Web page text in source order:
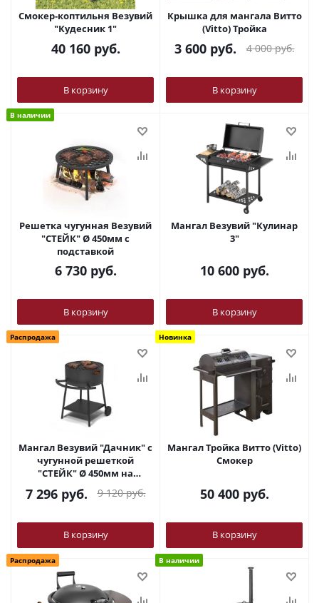
Смокер-коптильня Везувий
"Кудесник 1"
40 160руб.
В корзину
Крышка для мангала Витто
(Vitto) Тройка
3 600руб. 4 000руб.
В корзину
В наличии
Решетка чугунная Везувий
"СТЕЙК" Ø 450мм с
подставкой
6 730руб.
В корзину
Мангал Везувий "Кулинар
3"
10 600руб.
В корзину
Распродажа
Мангал Везувий "Дачник" с
чугунной решеткой
"СТЕЙК" Ø 450мм на
подставке
7 296руб. 9 120руб.
В корзину
Новинка
Мангал Тройка Витто (Vitto)
Смокер
50 400руб.
В корзину
Распродажа В наличии